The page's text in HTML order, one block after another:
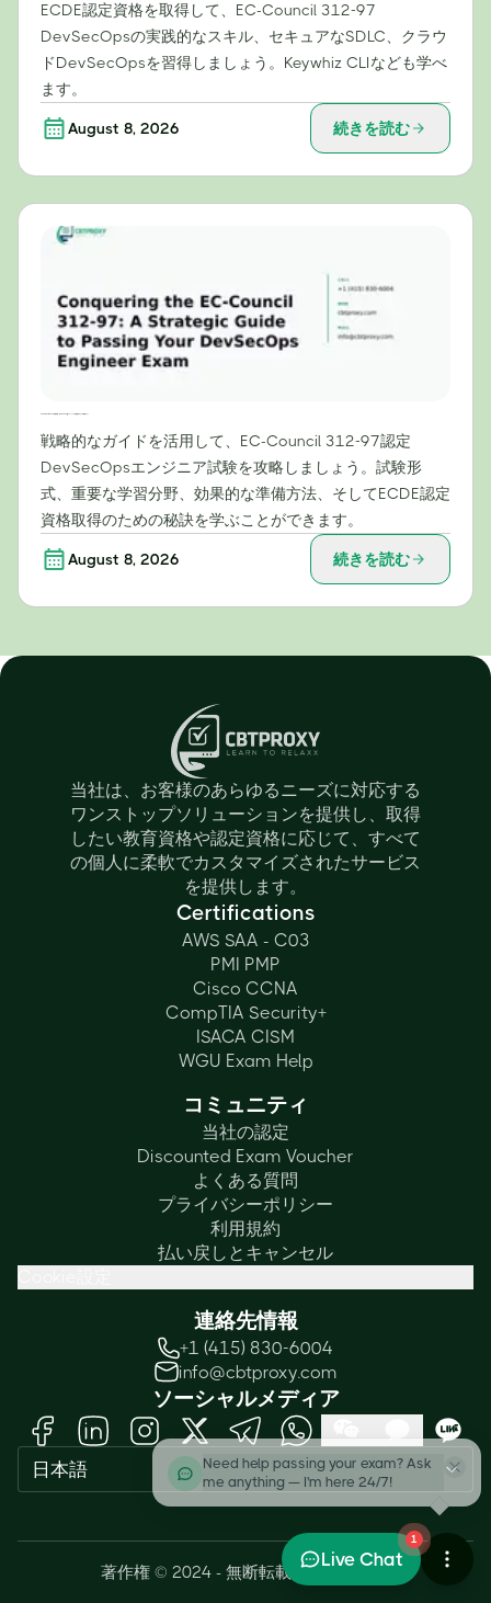
ECDE認定資格を取得して、EC-Council 312-97
DevSecOpsの実践的なスキル、セキュアなSDLC、クラウ
ドDevSecOpsを習得しましょう。Keywhiz CLIなども学べ
ます。
August 8, 2026 続きを読む
戦略的なガイドを活用して、EC-Council 312-97認定
DevSecOpsエンジニア試験を攻略しましょう。試験形
式、重要な学習分野、効果的な準備方法、そしてECDE認定
資格取得のための秘訣を学ぶことができます。
August 8, 2026 続きを読む
当社は、お客様のあらゆるニーズに対応する
ワンストップソリューションを提供し、取得
したい教育資格や認定資格に応じて、すべて
の個人に柔軟でカスタマイズされたサービス
を提供します。
Certifications
AWS SAA - C03
PMI PMP
Cisco CCNA
CompTIA Security+
ISACA CISM
WGU Exam Help
コミュニティ
当社の認定
Discounted Exam Voucher
よくある質問
プライバシーポリシー
利用規約
払い戻しとキャンセル
連絡先情報
+1 (415) 830-6004
info@cbtproxy.com
ソーシャルメディア
日本語
著作権 © 2024 - 無断転載を禁じます。
Need help passing your exam? Ask
me anything — I'm here 24/7!
1
Live Chat